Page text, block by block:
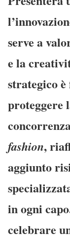
serve a
e la
strategico
proteggere
fashion,
aggiunto
in ogni
celebrare